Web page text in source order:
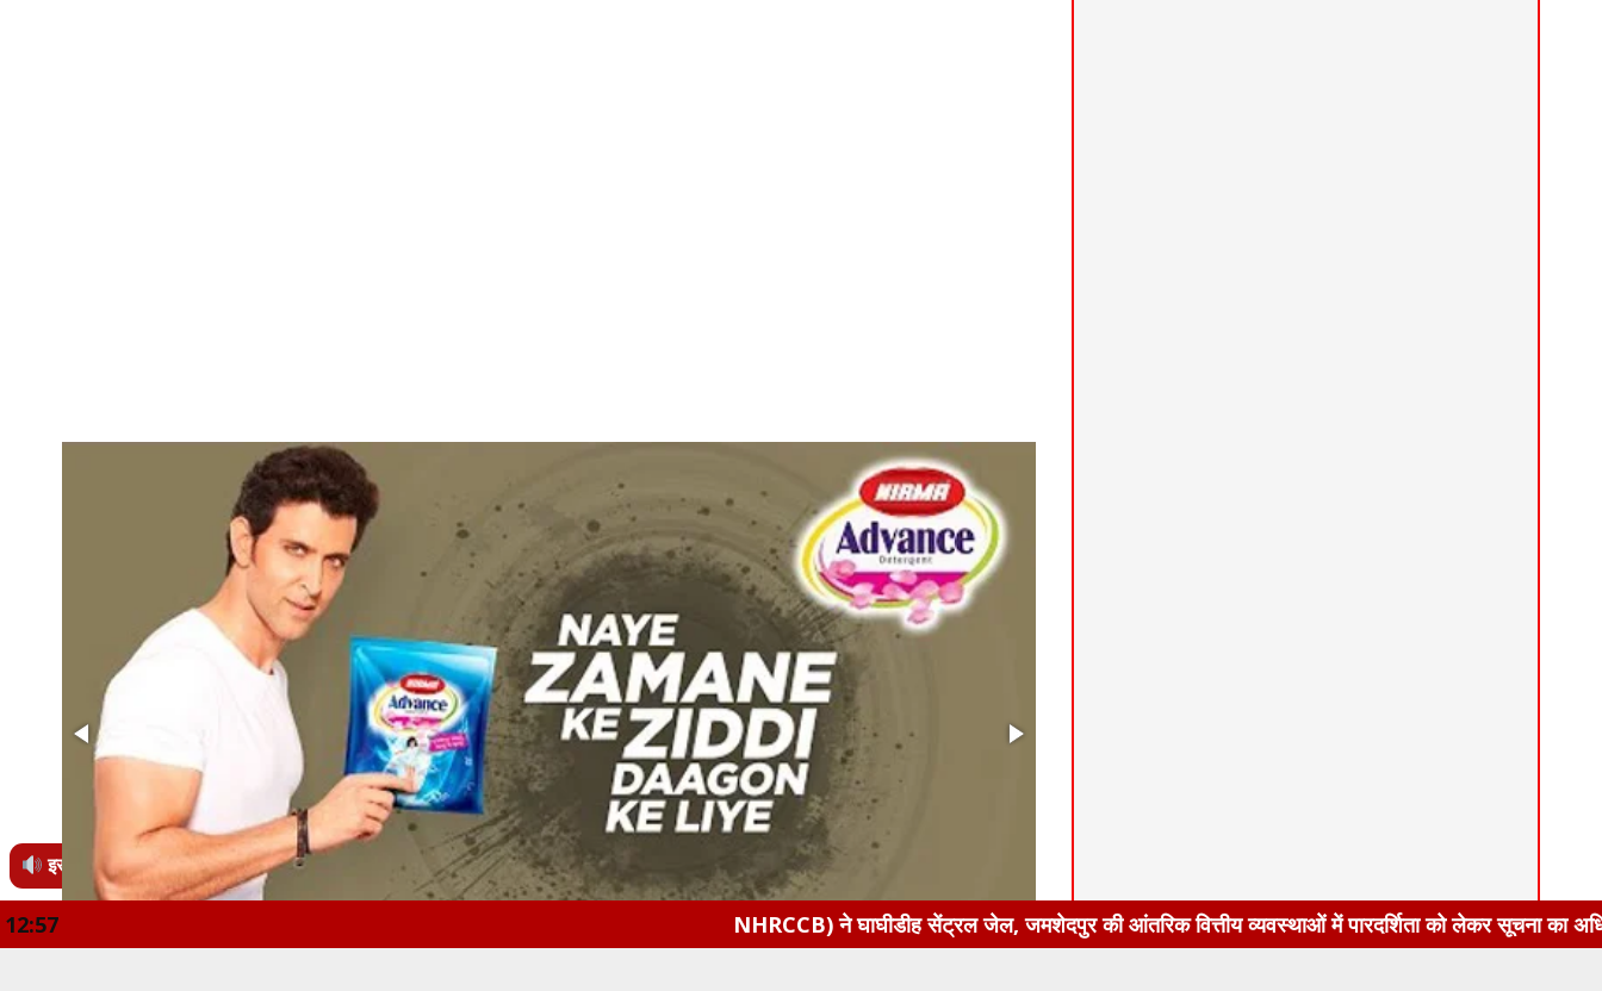
इस खबर को सुनें
NHRCCB) ने घाघीडीह सेंट्रल जेल, जमशेदपुर की आंतरिक वित्तीय व्यवस्थाओं में पारदर्शिता को लेकर सूचना का अधिकार अधिनियम,
12:57